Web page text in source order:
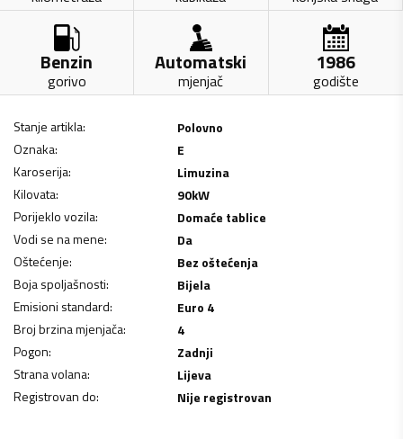
Benzin
gorivo
Automatski
mjenjač
1986
godište
Stanje artikla:
Polovno
Oznaka:
E
Karoserija:
Limuzina
Kilovata: 90kW
Porijeklo vozila:
Domaće tablice
Vodi se na mene:
Da
Oštećenje:
Bez oštećenja
Boja spoljašnosti:
Bijela
Emisioni standard:
Euro 4
Broj brzina mjenjača:
4
Pogon:
Zadnji
Strana volana:
Lijeva
Registrovan do: Nije registrovan